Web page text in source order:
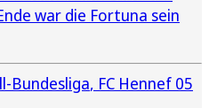
war die Fortuna sein
Bundesliga FC Hennef 05